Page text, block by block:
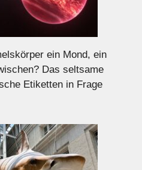
ein Mond, ein
Das seltsame
Etiketten in Frage